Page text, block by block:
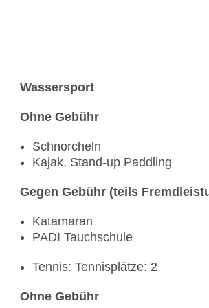
Wassersport
Ohne Gebühr
Schnorcheln
Kajak, Stand-up Paddling
Gegen Gebühr (teils
Katamaran
PADI Tauchschule
Tennis: Tennisplätze: 2
Ohne Gebühr